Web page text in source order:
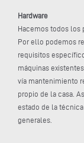
Hardware
Hacemos todos los
Por ello podemos
requisitos
máquinas
vía mantenimiento
propio de la casa.
estado de la
generales.